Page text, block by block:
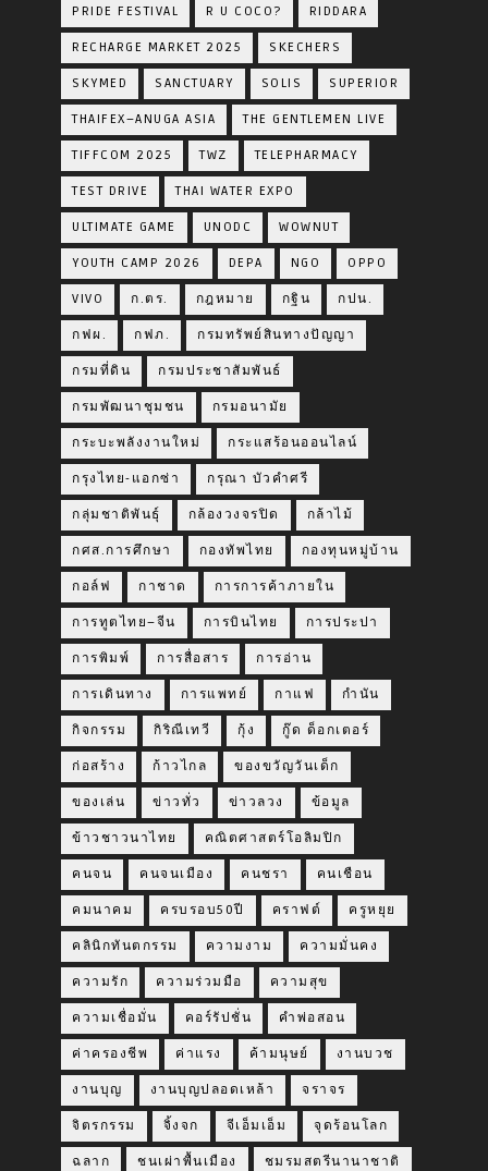
PRIDE FESTIVAL R U COCO? RIDDARA
RECHARGE MARKET 2025 SKECHERS
SKYMED SANCTUARY SOLIS SUPERIOR
THAIFEX–ANUGA ASIA THE GENTLEMEN LIVE
TIFFCOM 2025 TWZ TELEPHARMACY
TEST DRIVE THAI WATER EXPO
ULTIMATE GAME UNODC WOWNUT
YOUTH CAMP 2026 DEPA NGO OPPO
VIVO ก.ตร. กฎหมาย กฐิน กปน.
กฟผ. กฟภ. กรมทรัพย์สินทางปัญญา
กรมที่ดิน กรมประชาสัมพันธ์
กรมพัฒนาชุมชน กรมอนามัย
กระบะพลังงานใหม่ กระแสร้อนออนไลน์
กรุงไทย-แอกซ่า กรุณา บัวคำศรี
กลุ่มชาติพันธุ์ กล้องวงจรปิด กล้าไม้
กศส.การศึกษา กองทัพไทย กองทุนหมู่บ้าน
กอล์ฟ กาชาด การการค้าภายใน
การทูตไทย–จีน การบินไทย การประปา
การพิมพ์ การสื่อสาร การอ่าน
การเดินทาง การแพทย์ กาแฟ กำนัน
กิจกรรม กิริณีเทวี กุ้ง กู๊ด ด็อกเตอร์
ก่อสร้าง ก้าวไกล ของขวัญวันเด็ก
ของเล่น ข่าวทั่ว ข่าวลวง ข้อมูล
ข้าวชาวนาไทย คณิตศาสตร์โอลิมปิก
คนจน คนจนเมือง คนชรา คนเชือน
คมนาคม ครบรอบ50ปี คราฟต์ ครูหยุย
คลินิกทันตกรรม ความงาม ความมั่นคง
ความรัก ความร่วมมือ ความสุข
ความเชื่อมั่น คอร์รัปชั่น คำพ่อสอน
ค่าครองชีพ ค่าแรง ค้ามนุษย์ งานบวช
งานบุญ งานบุญปลอดเหล้า จราจร
จิตรกรรม จิ้งจก จีเอ็มเอ็ม จุดร้อนโลก
ฉลาก ชนเผ่าพื้นเมือง ชมรมสตรีนานาชาติ